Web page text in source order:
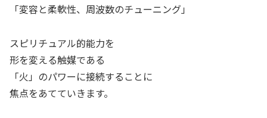
「変容と柔軟性、周波数のチューニング」
スピリチュアル的能力を
形を変える触媒である
「火」のパワーに接続することに
焦点をあてていきます。